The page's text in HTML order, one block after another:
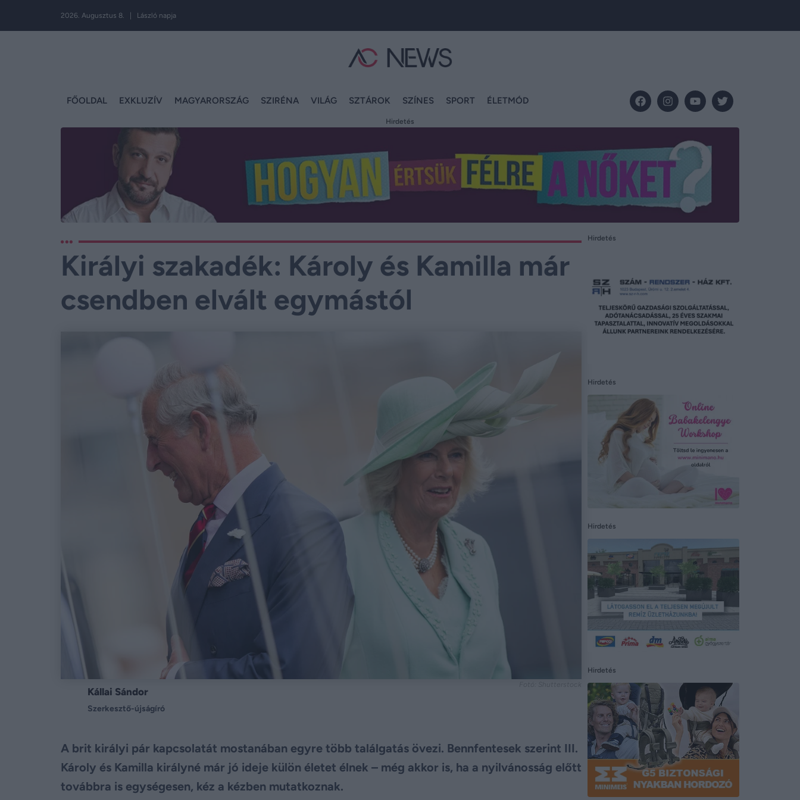
2026. Augusztus 8. | László napja
FŐOLDAL EXKLUZÍV MAGYARORSZÁG SZIRÉNA VILÁG SZTÁROK SZÍNES SPORT ÉLETMÓD
Hirdetés
Királyi szakadék: Károly és Kamilla már
csendben elvált egymástól
Kállai Sándor
Szerkesztő-újságíró
A brit királyi pár kapcsolatát mostanában egyre több találgatás övezi. Bennfentesek szerint III.
Károly és Kamilla királyné már jó ideje külön életet élnek – még akkor is, ha a nyilvánosság előtt
továbbra is egységesen, kéz a kézben mutatkoznak.
Hirdetés
Hirdetés
Hirdetés
Hirdetés